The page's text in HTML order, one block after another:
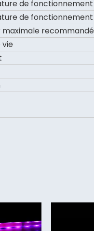
de
de
maximale
vie